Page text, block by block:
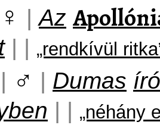
♀ | Az
| | „rendkívül
| ♂ | Dumas
| | „néhány